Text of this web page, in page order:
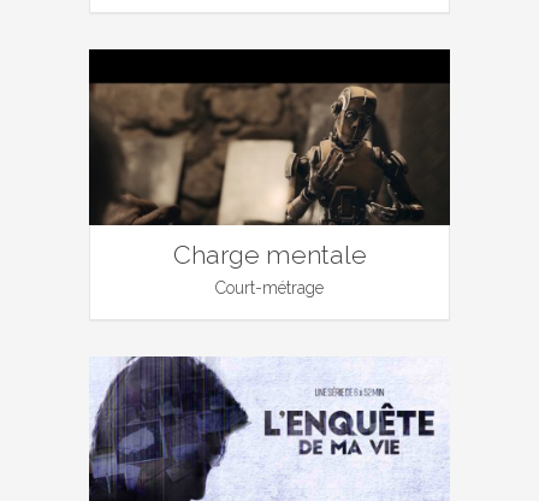
Charge mentale
Court-métrage